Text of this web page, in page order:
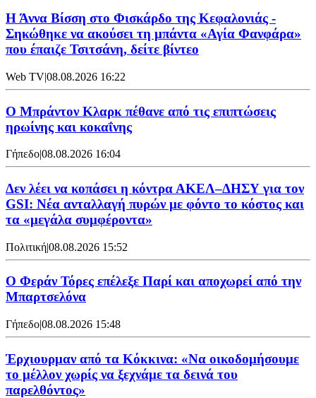
Η Άννα Βίσση στο Φισκάρδο της Κεφαλονιάς -
Σηκώθηκε να ακούσει τη μπάντα «Αγία Φανφάρα»
που έπαιζε Τσιτσάνη, δείτε βίντεο
Web TV|08.08.2026 16:22
Ο Μπράντον Κλαρκ πέθανε από τις επιπτώσεις
ηρωίνης και κοκαΐνης
Γήπεδο|08.08.2026 16:04
Δεν λέει να κοπάσει η κόντρα ΑΚΕΛ–ΔΗΣΥ για τον
GSI: Νέα ανταλλαγή πυρών με φόντο το κόστος και
τα «μεγάλα συμφέροντα»
Πολιτική|08.08.2026 15:52
Ο Φεράν Τόρες επέλεξε Παρί και αποχωρεί από την
Μπαρτσελόνα
Γήπεδο|08.08.2026 15:48
Έρχιουρμαν από τα Κόκκινα: «Να οικοδομήσουμε
το μέλλον χωρίς να ξεχνάμε τα δεινά του
παρελθόντος»